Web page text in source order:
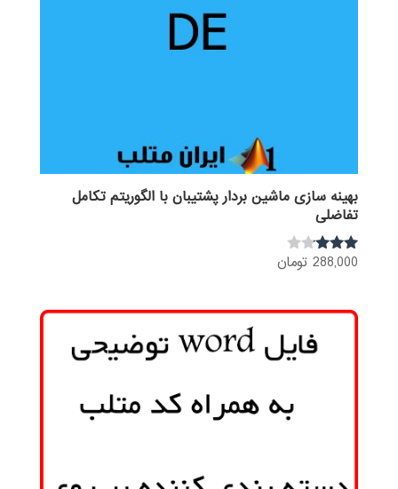
بهینه سازی ماشین بردار پشتیبان با الگوریتم تکامل
تفاضلی
نمره
288,000 تومان